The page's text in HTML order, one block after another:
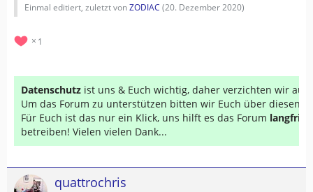
Einmal editiert, zuletzt vonZODIAC (20. Dezember 2020)
1
Datenschutz ist uns & Euch wichtig, daher verzichten wir auf
Um das Forum zu unterstützen bitten wir Euch über diesen
Für Euch ist das nur ein Klick, uns hilft es das Forum
betreiben! Vielen vielen Dank...
quattrochris